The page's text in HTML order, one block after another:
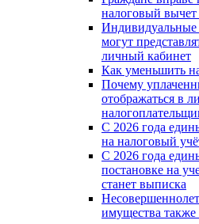
налоговый
могут
личный кабинет
Как уменьшить
Почему
отображаться в
С 2026 года
на налоговый
С 2026 года
постановке на
станет выписка
имущества